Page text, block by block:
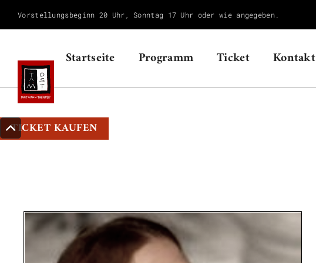
Vorstellungsbeginn 20 Uhr, Sonntag 17 Uhr oder wie angegeben.
Startseite Programm Ticket Kontakt
TICKET KAUFEN